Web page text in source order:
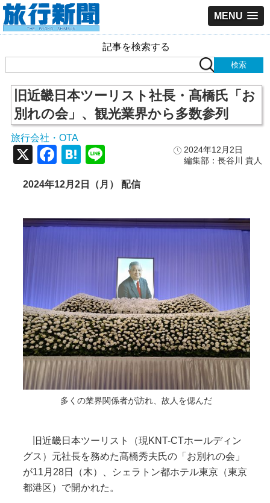
MENU
記事を検索する
旧近畿日本ツーリスト社長・髙橋氏「お
別れの会」、観光業界から多数参列
旅行会社・OTA
2024年12月2日
編集部：長谷川 貴人
X Facebook
Hatena
2024年12月2日（月） 配信
多くの業界関係者が訪れ、故人を偲んだ
旧近畿日本ツーリスト（現KNT-CTホールディン
グス）元社長を務めた髙橋秀夫氏の「お別れの会」
が11月28日（木）、シェラトン都ホテル東京（東京
都港区）で開かれた。